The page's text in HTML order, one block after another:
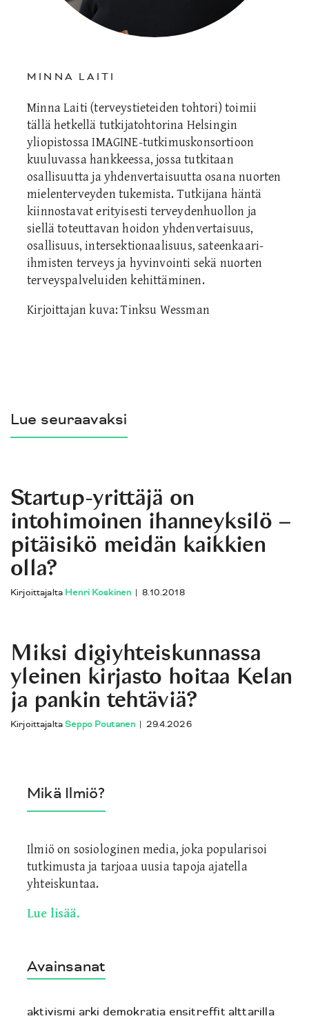
Mikä Ilmiö?
Ilmiö on sosiologinen media, joka popularisoi
tutkimusta ja tarjoaa uusia tapoja ajatella
yhteiskuntaa.
Lue lisää.
Avainsanat
aktivismi arki demokratia ensitreffit alttarilla
MINNA LAITI
Minna Laiti (terveystieteiden tohtori) toimii
tällä hetkellä tutkijatohtorina Helsingin
yliopistossa IMAGINE-tutkimuskonsortioon
kuuluvassa hankkeessa, jossa tutkitaan
osallisuutta ja yhdenvertaisuutta osana nuorten
mielenterveyden tukemista. Tutkijana häntä
kiinnostavat erityisesti terveydenhuollon ja
siellä toteuttavan hoidon yhdenvertaisuus,
osallisuus, intersektionaalisuus, sateenkaari-
ihmisten terveys ja hyvinvointi sekä nuorten
terveyspalveluiden kehittäminen.
Kirjoittajan kuva: Tinksu Wessman
Lue seuraavaksi
Startup-yrittäjä on
intohimoinen ihanneyksilö –
pitäisikö meidän kaikkien
olla?
Kirjoittajalta Henri Koskinen | 8.10.2018
Miksi digiyhteiskunnassa
yleinen kirjasto hoitaa Kelan
ja pankin tehtäviä?
KirjoittajaltaSeppo Poutanen | 29.4.2026